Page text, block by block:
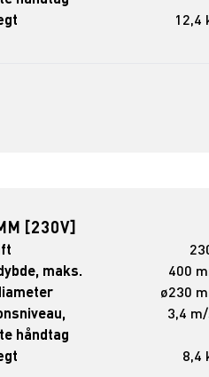
12,4
[230V]
maks.
400
ø230
håndtag
3,4 m/
8,4